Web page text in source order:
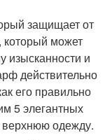
защищает от
который может
изысканности и
действительно
его правильно
5 элегантных
одежду.